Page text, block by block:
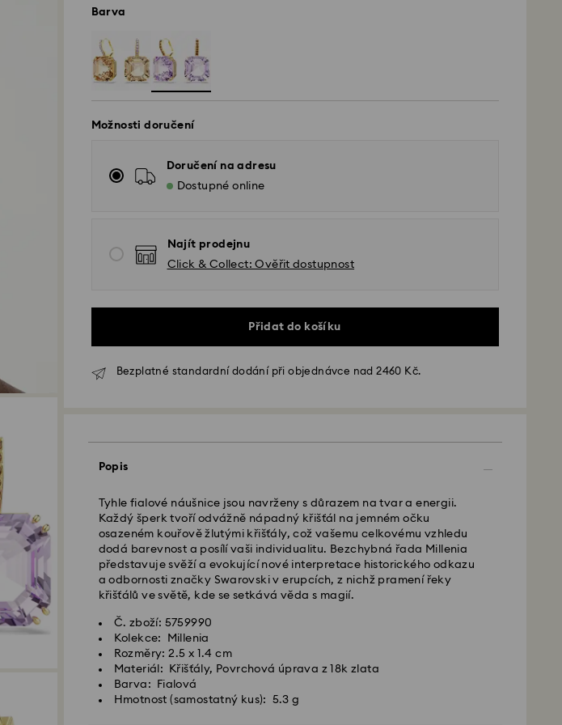
Barva
Možnosti doručení
Doručení na adresu
Dostupné online
Najít prodejnu
Click & Collect: Ověřit dostupnost
Přidat do košíku
Bezplatné standardní dodání při objednávce nad 2460 Kč.
Popis
Tyhle fialové náušnice jsou navrženy s důrazem na tvar a energii.
Každý šperk tvoří odvážně nápadný křišťál na jemném očku
osazeném kouřově žlutými křišťály, což vašemu celkovému vzhledu
dodá barevnost a posílí vaši individualitu. Bezchybná řada Millenia
představuje svěží a evokující nové interpretace historického odkazu
a odbornosti značky Swarovski v erupcích, z nichž pramení řeky
křišťálů ve světě, kde se setkává věda s magií.
Č. zboží: 5759990
Kolekce: Millenia
Rozměry: 2.5 x 1.4 cm
Materiál: Křišťály, Povrchová úprava z 18k zlata
Barva: Fialová
Hmotnost (samostatný kus): 5.3 g
Standardní dodání - GLS
zpracovány a odeslány tentýž pracovní den.
Standardní dodací lhůta: 2 pracovní dny po zpracování a odeslání
Standardní náklady na dopravu: CZK 180
Standardní doprava zdarma nad: CZK 2460
Expresní doručení -FedEx
Objednávky podané od pondělí do pátku do 14:30 SEČ budou
zpracovány a odeslány tentýž pracovní den.
Expresní dodací lhůta: 1-2 pracovní den po zpracování a odeslání
Náklady na expresní přepravu: CZK 480